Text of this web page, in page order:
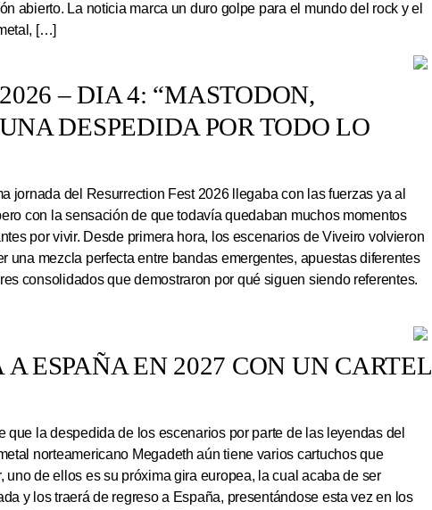
abierto. La noticia marca un duro golpe para el mundo del rock y el
[…]
– DIA 4: “MASTODON,
DESPEDIDA POR TODO LO
jornada del Resurrection Fest 2026 llegaba con las fuerzas ya al
con la sensación de que todavía quedaban muchos momentos
por vivir. Desde primera hora, los escenarios de Viveiro volvieron
una mezcla perfecta entre bandas emergentes, apuestas diferentes
consolidados que demostraron por qué siguen siendo referentes.
ESPAÑA EN 2027 CON UN CARTEL
que la despedida de los escenarios por parte de las leyendas del
norteamericano Megadeth aún tiene varios cartuchos que
uno de ellos es su próxima gira europea, la cual acaba de ser
y los traerá de regreso a España, presentándose esta vez en los